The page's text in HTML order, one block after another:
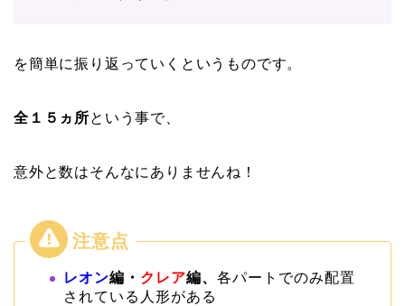
を簡単に振り返っていくというものです。
全１５ヵ所という事で、
意外と数はそんなにありませんね！
レオン編・ クレア編、 各パートでのみ配置
されている人形がある